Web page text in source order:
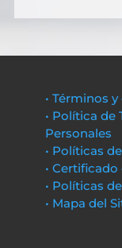
• Términos
• Política de
Personales
• Políticas
•
• Políticas
• Mapa del